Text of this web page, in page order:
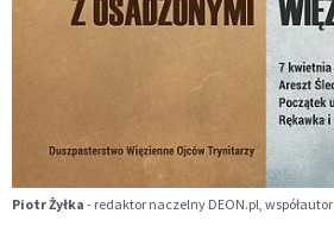
Piotr Żyłka - redaktor naczelny DEON.pl, współautor